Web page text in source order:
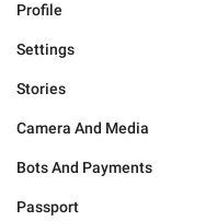
Profile
Settings
Stories
Camera And Media
Bots And Payments
Passport